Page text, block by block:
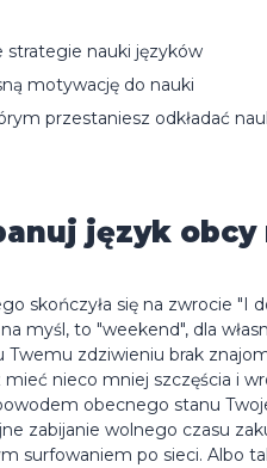
strategie nauki języków
motywację do nauki
przestaniesz odkładać
język obcy
skończyła się na zwrocie "I
myśl, to "weekend", dla
Twemu zdziwieniu brak
mieć nieco mniej szczęścia i
obecnego stanu
zabijanie wolnego czasu
surfowaniem po sieci. Albo